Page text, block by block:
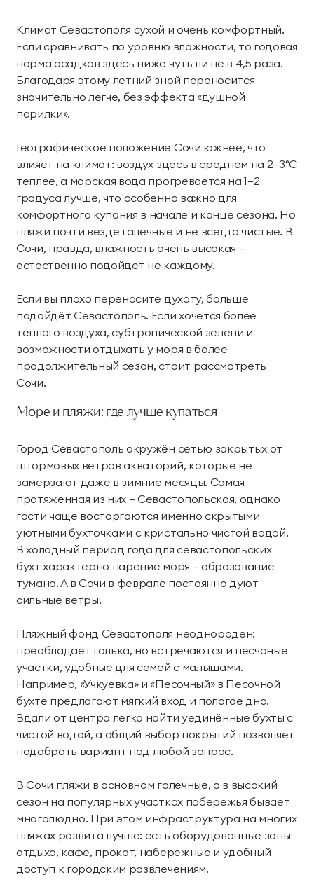
Климат Севастополя сухой и очень комфортный.
Если сравнивать по уровню влажности, то годовая
норма осадков здесь ниже чуть ли не в 4,5 раза.
Благодаря этому летний зной переносится
значительно легче, без эффекта «душной
парилки».
Географическое положение Сочи южнее, что
влияет на климат: воздух здесь в среднем на 2–3°C
теплее, а морская вода прогревается на 1–2
градуса лучше, что особенно важно для
комфортного купания в начале и конце сезона. Но
пляжи почти везде галечные и не всегда чистые. В
Сочи, правда, влажность очень высокая –
естественно подойдет не каждому.
Если вы плохо переносите духоту, больше
подойдёт Севастополь. Если хочется более
тёплого воздуха, субтропической зелени и
возможности отдыхать у моря в более
продолжительный сезон, стоит рассмотреть
Сочи.
Море и пляжи: где лучше купаться
Город Севастополь окружён сетью закрытых от
штормовых ветров акваторий, которые не
замерзают даже в зимние месяцы. Самая
протяжённая из них — Севастопольская, однако
гости чаще восторгаются именно скрытыми
уютными бухточками с кристально чистой водой.
В холодный период года для севастопольских
бухт характерно парение моря — образование
тумана. А в Сочи в феврале постоянно дуют
сильные ветры.
Пляжный фонд Севастополя неоднороден:
преобладает галька, но встречаются и песчаные
участки, удобные для семей с малышами.
Например, «Учкуевка» и «Песочный» в Песочной
бухте предлагают мягкий вход и пологое дно.
Вдали от центра легко найти уединённые бухты с
чистой водой, а общий выбор покрытий позволяет
подобрать вариант под любой запрос.
В Сочи пляжи в основном галечные, а в высокий
сезон на популярных участках побережья бывает
многолюдно. При этом инфраструктура на многих
пляжах развита лучше: есть оборудованные зоны
отдыха, кафе, прокат, набережные и удобный
доступ к городским развлечениям.